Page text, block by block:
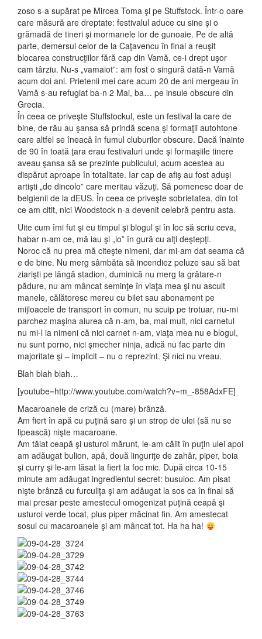
zoso s-a supărat pe Mircea Toma şi pe Stuffstock. Într-o oare
care măsură are dreptate: festivalul aduce cu sine şi o
grămadă de tineri şi mormanele lor de gunoaie. Pe de altă
parte, demersul celor de la Caţavencu în final a reuşit
blocarea construcţiilor fără cap din Vamă, ce-i drept uşor
cam târziu. Nu-s „vamaiot”: am fost o singură dată-n Vamă
acum doi ani. Prietenii mei care acum 20 de ani mergeau în
Vamă s-au refugiat ba-n 2 Mai, ba… pe insule obscure din
Grecia.
În ceea ce priveşte Stuffstockul, este un festival la care de
bine, de rău au şansa să prindă scena şi formaţii autohtone
care altfel se îneacă în fumul cluburilor obscure. Dacă înainte
de 90 în toată ţara erau festivaluri unde şi formaşiile tinere
aveau şansa să se prezinte publicului, acum acestea au
dispărut aproape în totalitate. Iar cap de afiş au fost aduşi
artişti „de dincolo” care meritau văzuţi. Să pomenesc doar de
belgienii de la dEUS. În ceea ce priveşte sobrietatea, din tot
ce am citit, nici Woodstock n-a devenit celebră pentru asta.
Uite cum îmi fut şi eu timpul şi blogul şi în loc să scriu ceva,
habar n-am ce, mă iau şi „io” în gură cu alţi deştepţi.
Noroc că nu prea mă citeşte nimeni, dar mi-am dat seama că
e de bine. Nu merg sâmbăta să incendiez peluze sau să bat
ziarişti pe lângă stadion, duminică nu merg la grătare-n
pădure, nu am mâncat seminţe în viaţa mea şi nu ascult
manele, călătoresc mereu cu bilet sau abonament pe
mijloacele de transport în comun, nu scuip pe trotuar, nu-mi
parchez maşina aiurea că n-am, ba, mai mult, nici carnetul
nu mi-l ia nimeni că nici carnet n-am, viaţa mea nu e blogul,
nu sunt porno, nici şmecher ninja, adică nu fac parte din
majoritate şi – implicit – nu o reprezint. Şi nici nu vreau.
Blah blah blah…
[youtube=http://www.youtube.com/watch?v=m_-858AdxFE]
Macaroanele de criză cu (mare) brânză.
Am fiert în apă cu puţină sare şi un strop de ulei (să nu se
lipească) nişte macaroane.
Am tăiat ceapă şi usturoi mărunt, le-am călit în puţin ulei apoi
am adăugat bulion, apă, două linguriţe de zahăr, piper, boia
şi curry şi le-am lăsat la fiert la foc mic. După circa 10-15
minute am adăugat ingredientul secret: busuioc. Am pisat
nişte brânză cu furculiţa şi am adăugat la sos ca în final să
mai presar peste amestecul omogenizat puţină ceapă şi
usturoi verde tocat, plus piper măcinat fin. Am amestecat
sosul cu macaroanele şi am mâncat tot. Ha ha ha!